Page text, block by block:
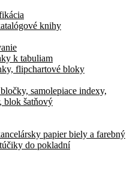
knihy
k tabuliam
flipchartové bloky
samolepiace indexy,
blok šatňový
papier biely a farebný
do pokladní